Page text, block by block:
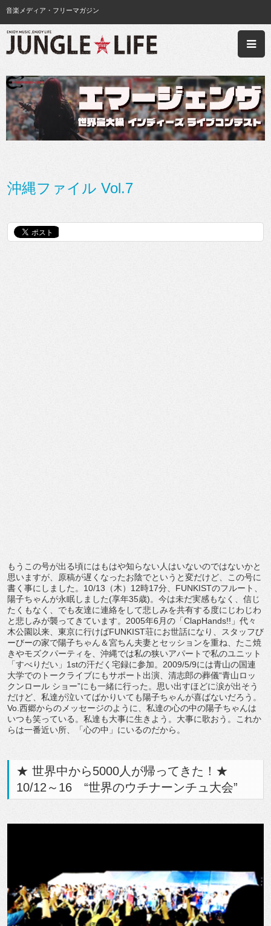
音楽メディア・フリーマガジン
沖縄ファイル Vol.7
もうこの号が出る頃にはもはや知らない人はいないのではないかと
思いますが、原稿が遅くなったお陰でというと変だけど、この号に
書く事にしました。10/13（木）12時17分、FUNKISTのフルート、
陽子ちゃんが永眠しました(享年35歳)。今は未だ実感もなく、信じ
たくもなく、でも友達に連絡をして悲しみを共有する度にじわじわ
と悲しみが襲ってきています。2005年6月の「ClapHands!!」代々
木公園以来、東京に行けばFUNKIST荘にお世話になり、スタッフび
ーびーの家で陽子ちゃん＆宮ちん夫妻とセッションを重ね、たこ焼
きやモズクパーティを、沖縄では私の狭いアパートで私のユニット
「すべりだい」1stの汗だく宅録に参加。2009/5/9には青山の国連
大学でのトークライブにもサポート出演、清志郎の葬儀“青山ロッ
クンロール ショー”にも一緒に行った。思い出すほどに涙が出そう
だけど、私達が泣いてばかりいても陽子ちゃんが喜ばないだろう。
Vo.西郷からのメッセージのように、私達の心の中の陽子ちゃんは
いつも笑っている。私達も大事に生きよう。大事に歌おう。これか
らは一番近い所、「心の中」にいるのだから。
★ 世界中から5000人が帰ってきた！★
10/12～16 “世界のウチナーンチュ大会”